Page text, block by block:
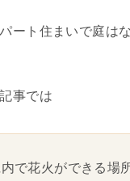
ート住まいで庭は
事では
で花火ができる場